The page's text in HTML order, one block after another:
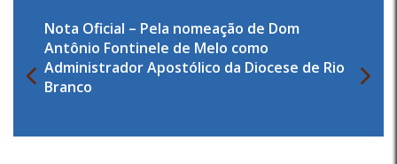
Nota Oficial – Pela nomeação de Dom
Antônio Fontinele de Melo como
Administrador Apostólico da Diocese de Rio
Branco